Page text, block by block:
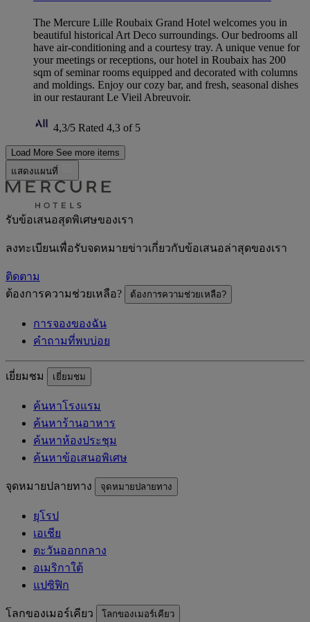
The Mercure Lille Roubaix Grand Hotel welcomes you in
beautiful historical Art Deco surroundings. Our bedrooms all
have air-conditioning and a courtesy tray. A unique venue for
your meetings or receptions, our hotel in Roubaix has 200
sqm of seminar rooms equipped and decorated with columns
and moldings. Enjoy our cozy bar, and fresh, seasonal dishes
in our restaurant Le Vieil Abreuvoir.
4,3/5 Rated 4,3 of 5
Load More See more items
แสดงแผนที่
รับข้อเสนอสุดพิเศษของเรา
ลงทะเบียนเพื่อรับจดหมายข่าวเกี่ยวกับข้อเสนอล่าสุดของเรา
ติดตาม
ต้องการความช่วยเหลือ?
ต้องการความช่วยเหลือ?
การจองของฉัน
คำถามที่พบบ่อย
เยี่ยมชม เยี่ยมชม
ค้นหาโรงแรม
ค้นหาร้านอาหาร
ค้นหาห้องประชุม
ค้นหาข้อเสนอพิเศษ
จุดหมายปลายทาง จุดหมายปลายทาง
ยุโรป
เอเชีย
ตะวันออกกลาง
อเมริกาใต้
แปซิฟิก
โลกของเมอร์เคียว โลกของเมอร์เคียว